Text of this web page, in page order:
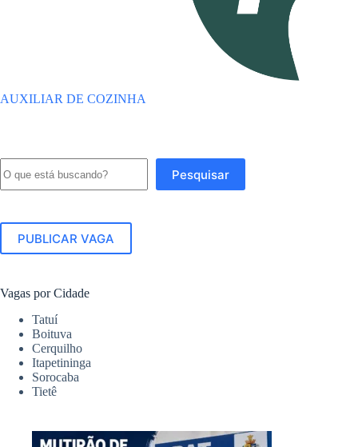
AUXILIAR DE COZINHA
Pesquisar
PUBLICAR VAGA
Vagas por Cidade
Tatuí
Boituva
Cerquilho
Itapetininga
Sorocaba
Tietê